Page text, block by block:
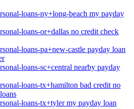
loans-ny+long-beach my payday
loans-or+dallas no credit check
loans-pa+new-castle payday loan
loans-sc+central nearby payday
loans-tx+hamilton bad credit no
loans-tx+tyler my payday loan